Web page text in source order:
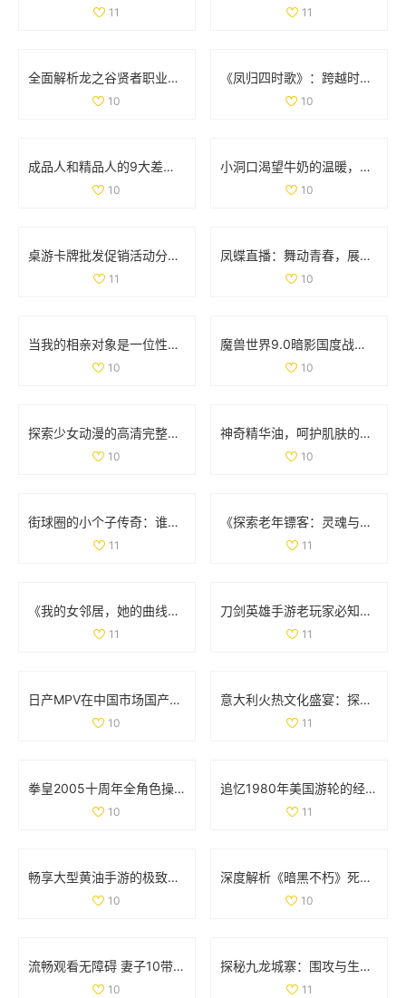
11 11
全面解析龙之谷贤者职业加点与武器选择策略
10
《凤归四时歌》：跨越时空的爱情传奇与古风魅力
10
成品人和精品人的9大差异解析，揭示更深层次的发展哲学
10
小洞口渴望牛奶的温暖，满足它的小心愿
10
桌游卡牌批发促销活动分析及产地货源信息介绍
11
凤蝶直播：舞动青春，展现魅力人生的全新平台
10
当我的相亲对象是一位性格强硬的学生时，我该如何应对
10
魔兽世界9.0暗影国度战士职业与专精重磅调优解析
10
探索少女动漫的高清完整版免费观看新选择
10
神奇精华油，呵护肌肤的润泽秘密与使用心得宝典
10
街球圈的小个子传奇：谁才是你心中的篮球顶峰人物
11
《探索老年镖客：灵魂与冒险交织的故事大揭秘》
11
《我的女邻居，她的曲线与故事交织的生活》
11
刀剑英雄手游老玩家必知的职业选择与入门技巧分享
11
日产MPV在中国市场国产化进程如何？探索背后原因与影响
10
意大利火热文化盛宴：探索美食、艺术与历史的独特魅力
11
拳皇2005十周年全角色操作技巧详解与摇杆指南
10
追忆1980年美国游轮的经典魅力与航海风情
11
畅享大型黄油手游的极致体验，探索IOS平台新世界
10
深度解析《暗黑不朽》死灵法师召唤流装备与技能全套攻略
10
流畅观看无障碍 妻子10带你畅享高清电视精彩内容
10
探秘九龙城寨：围攻与生存的传奇故事免费观看版
11